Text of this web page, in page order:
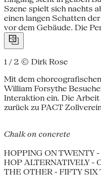
1 / 2 © Dirk Rose
Mit dem
William Forsythe
Interaktion ein. Die
zurück zu PACT
Chalk on concrete
HOPPING ON TWENTY
HOP ALTERNATIVELY -
THE OTHER - FIFTY